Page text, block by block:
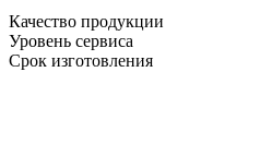
Качество продукции
Уровень сервиса
Срок изготовления